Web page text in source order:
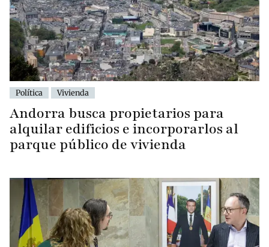
Política Vivienda
Andorra busca propietarios para
alquilar edificios e incorporarlos al
parque público de vivienda